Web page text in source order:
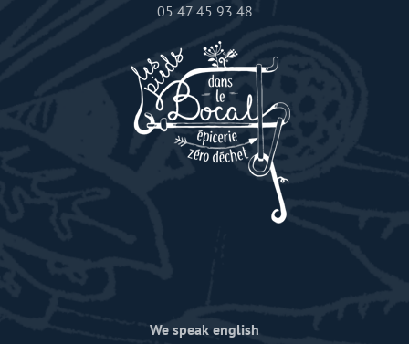
05 47 45 93 48
We speak english